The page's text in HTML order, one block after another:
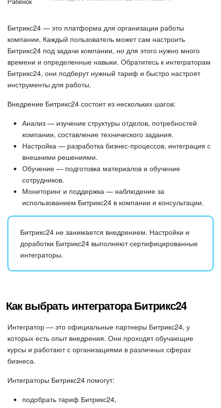
Безопасность в Битрикс24
Тарифы и оплата
С чего начать
AI в Битрикс24
Вайбкод
Лента Новостей
Задачи
Проекты AI
Мессенджер
Диск
База знаний
Складской учет
Почта
Битрикс24 — это платформа для организации работы
компании. Каждый пользователь может сам настроить
Битрикс24 под задачи компании, но для этого нужно много
времени и определенные навыки. Обратитесь к интеграторам
Битрикс24, они подберут нужный тариф и быстро настроят
инструменты для работы.
Внедрение Битрикс24 состоит из нескольких шагов:
Анализ — изучение структуры отделов, потребностей
компании, составление технического задания.
Настройка — разработка бизнес-процессов, интеграция с
внешними решениями.
Обучение — подготовка материалов и обучение
сотрудников.
Мониторинг и поддержка — наблюдение за
использованием Битрикс24 в компании и консультации.
Битрикс24 не занимается внедрением. Настройки и
доработки Битрикс24 выполняют сертифицированные
интеграторы.
Как выбрать интегратора Битрикс24
Интегратор — это официальные партнеры Битрикс24, у
которых есть опыт внедрения. Они проходят обучающие
курсы и работают с организациями в различных сферах
бизнеса.
Интеграторы Битрикс24 помогут:
подобрать тариф Битрикс24,